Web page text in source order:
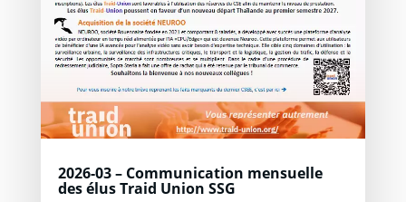
2026-03 – Communication mensuelle
des élus Traid Union SSG